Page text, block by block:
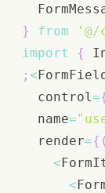
}
from
import
{
; <
  control
=
  name
=
  render
={ (
<
<